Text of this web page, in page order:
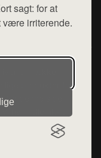
sagt: for at
være irriterende.
og privatlivspolitik
en række
produkter fra
fra denne side - vi
har heller ikke